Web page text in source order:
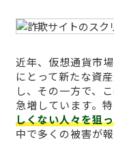
近年、仮想通貨市
にとって新たな資
し、その一方で、
急増しています。特
しくない人々を狙
中で多くの被害が